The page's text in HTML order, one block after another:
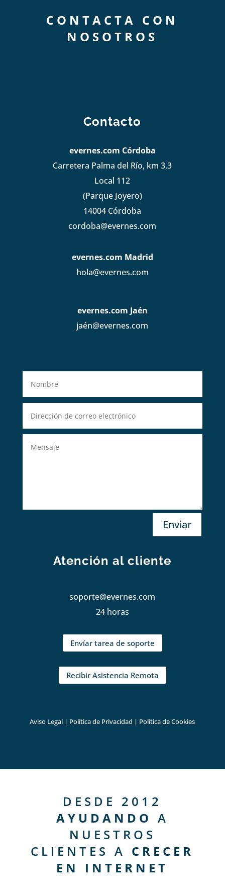
CONTACTA CON
NOSOTROS
Contacto
evernes.com Córdoba
Carretera Palma del Río, km 3,3
Local 112
(Parque Joyero)
14004 Córdoba
cordoba@evernes.com
evernes.com Madrid
hola@evernes.com
evernes.com Jaén
jaén@evernes.com
Enviar
Atención al cliente
soporte@evernes.com
24 horas
Envíar tarea de soporte
Recibir Asistencia Remota
Aviso Legal | Política de Privacidad | Política de Cookies
DESDE 2012
AYUDANDO A
NUESTROS
CLIENTES A CRECER
EN INTERNET